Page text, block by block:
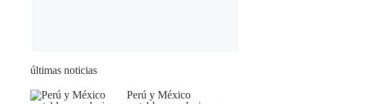
últimas noticias
Perú y México